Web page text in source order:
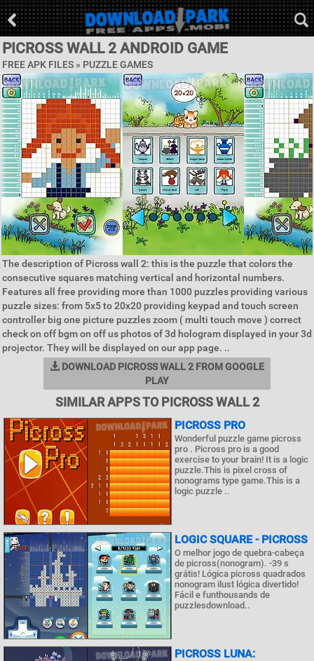
PICROSS WALL 2 ANDROID GAME
FREE APK FILES » PUZZLE GAMES
The description of Picross wall 2: this is the puzzle that colors the
consecutive squares matching vertical and horizontal numbers.
Features all free providing more than 1000 puzzles providing various
puzzle sizes: from 5x5 to 20x20 providing keypad and touch screen
controller big one picture puzzles zoom ( multi touch move ) correct
check on off bgm on off us photos of 3d hologram displayed in your 3d
projector. They will be displayed on our app page. ..
DOWNLOAD PICROSS WALL 2 FROM GOOGLE
PLAY
SIMILAR APPS TO PICROSS WALL 2
PICROSS PRO
Wonderful puzzle game picross
pro . Picross pro is a good
exercise to your brain! It is a logic
puzzle.This is pixel cross of
nonograms type game.This is a
logic puzzle ..
LOGIC SQUARE - PICROSS
O melhor jogo de quebra-cabeça
de picross(nonogram). -39 s
grátis! Lógica picross quadrados
nonogram ilust lógica divertido!
Fácil e funthousands de
puzzlesdownload..
PICROSS LUNA: